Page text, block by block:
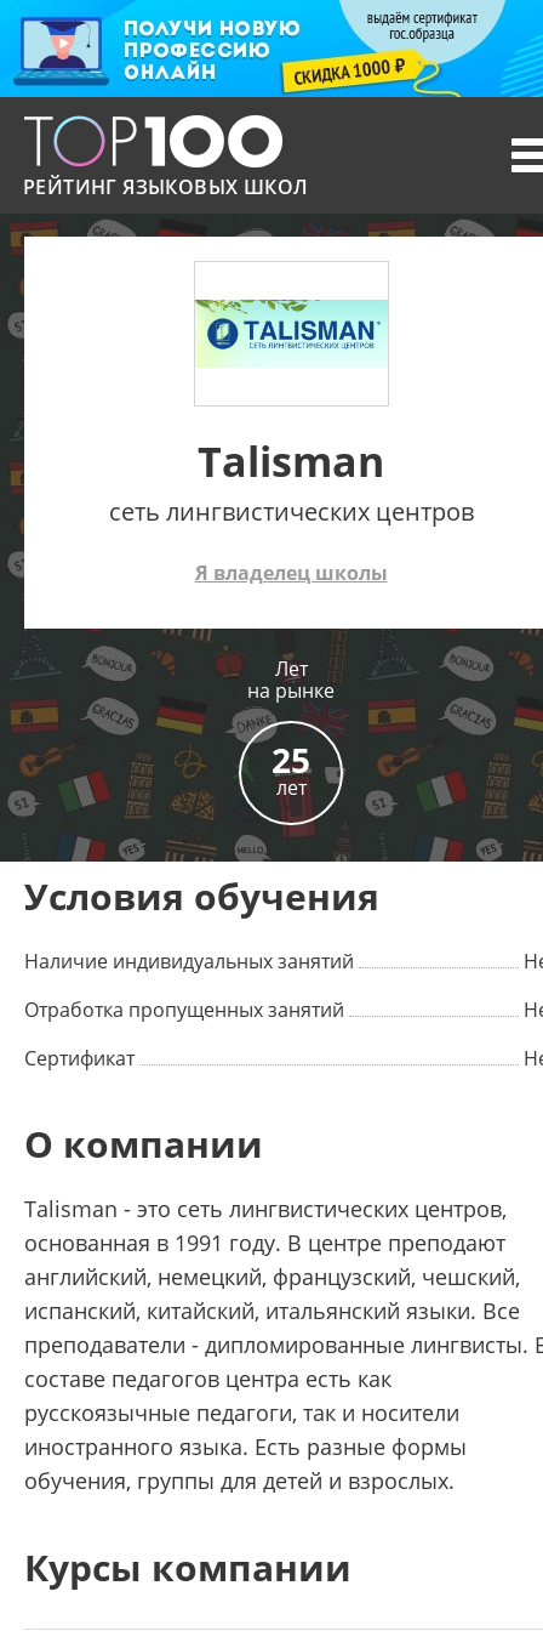
РЕЙТИНГ ЯЗЫКОВЫХ ШКОЛ
Talisman
сеть лингвистических центров
Я владелец школы
Лет
на рынке
25
лет
Условия обучения
Наличие индивидуальных занятий
Отработка пропущенных занятий
Сертификат
О компании
Talisman - это сеть лингвистических центров,
основанная в 1991 году. В центре преподают
английский, немецкий, французский, чешский,
испанский, китайский, итальянский языки. Все
преподаватели - дипломированные лингвисты.
составе педагогов центра есть как
русскоязычные педагоги, так и носители
иностранного языка. Есть разные формы
обучения, группы для детей и взрослых.
Курсы компании